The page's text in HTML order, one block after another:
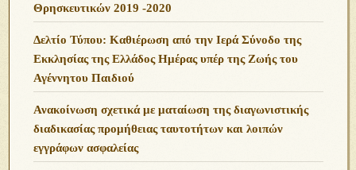
Θρησκευτικών 2019 -2020
Δελτίο Τύπου: Καθιέρωση από την Ιερά Σύνοδο της
Εκκλησίας της Ελλάδος Ημέρας υπέρ της Ζωής του
Αγέννητου Παιδιού
Ανακοίνωση σχετικά με ματαίωση της διαγωνιστικής
διαδικασίας προμήθειας ταυτοτήτων και λοιπών
εγγράφων ασφαλείας